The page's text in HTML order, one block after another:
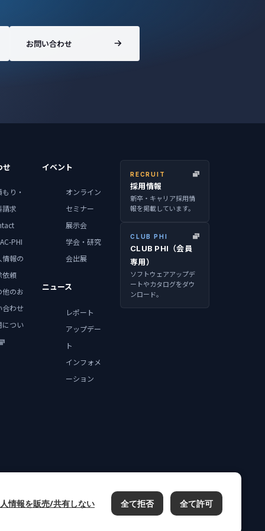
お問い合わせ
せ
り・
請求
PHI
情報の
依頼
他のお
合わせ
につい
イベント
オンライン
セミナー
展示会
学会・研究
会出展
ニュース
レポート
アップデー
ト
インフォメ
ーション
RECRUIT
採用情報
新卒・キャリア採用情
報を掲載しています。
CLUB PHI
CLUB PHI（会員
専用）
ソフトウェアアップデ
ートやカタログをダウ
ンロード。
情報を販売/共有しない 全て拒否 全て許可